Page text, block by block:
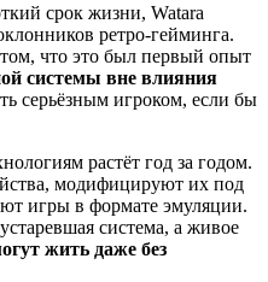
срок жизни, Watara
ретро-гейминга.
что это был первый опыт
системы вне влияния
серьёзным игроком, если бы
растёт год за годом.
модифицируют их под
игры в формате эмуляции.
система, а живое
жить даже без